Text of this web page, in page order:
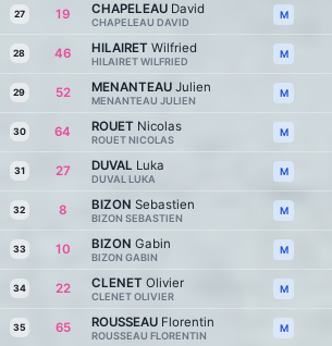
27 19 CHAPELEAU David
CHAPELEAU DAVID
M
28 46 HILAIRET Wilfried
HILAIRET WILFRIED
M
29 52 MENANTEAU Julien
MENANTEAU JULIEN
M
30 64 ROUET Nicolas
ROUET NICOLAS
M
31 27 DUVAL Luka
DUVAL LUKA
M
32 8 BIZON Sebastien
BIZON SEBASTIEN
M
33 10 BIZON Gabin
BIZON GABIN
M
34 22 CLENET Olivier
CLENET OLIVIER
M
35 65 ROUSSEAU Florentin
ROUSSEAU FLORENTIN
M